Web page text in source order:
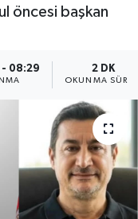
öncesi başkan
- 08:29 2 DK
OKUNMA